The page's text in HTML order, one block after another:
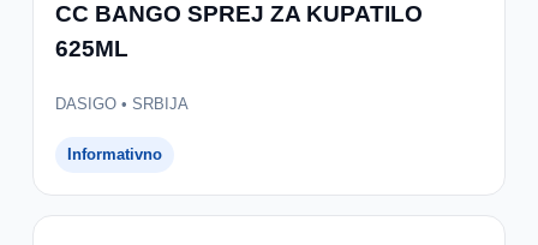
CC BANGO SPREJ ZA KUPATILO
625ML
DASIGO • SRBIJA
Informativno